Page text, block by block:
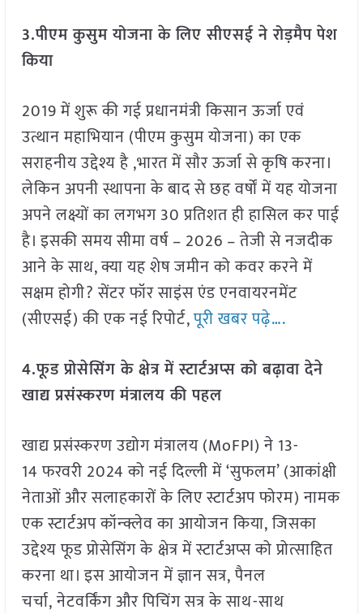
3.पीएम कुसुम योजना के लिए सीएसई ने रोड़मैप पेश
किया
2019 में शुरू की गई प्रधानमंत्री किसान ऊर्जा एवं
उत्थान महाभियान (पीएम कुसुम योजना) का एक
सराहनीय उद्देश्य है ,भारत में सौर ऊर्जा से कृषि करना।
लेकिन अपनी स्थापना के बाद से छह वर्षों में यह योजना
अपने लक्ष्यों का लगभग 30 प्रतिशत ही हासिल कर पाई
है। इसकी समय सीमा वर्ष – 2026 – तेजी से नजदीक
आने के साथ, क्या यह शेष जमीन को कवर करने में
सक्षम होगी? सेंटर फॉर साइंस एंड एनवायरनमेंट
(सीएसई) की एक नई रिपोर्ट,पूरी खबर पढ़े….
4.फूड प्रोसेसिंग के क्षेत्र में स्टार्टअप्स को बढ़ावा देने
खाद्य प्रसंस्करण मंत्रालय की पहल
खाद्य प्रसंस्करण उद्योग मंत्रालय (MoFPI) ने 13-
14 फरवरी 2024 को नई दिल्ली में ‘सुफलम’ (आकांक्षी
नेताओं और सलाहकारों के लिए स्टार्टअप फोरम) नामक
एक स्टार्टअप कॉन्क्लेव का आयोजन किया, जिसका
उद्देश्य फूड प्रोसेसिंग केक्षेत्र में स्टार्टअप्स को प्रोत्साहित
करना था। इस आयोजन में ज्ञान सत्र, पैनल
चर्चा, नेटवर्किंग और पिचिंग सत्र के साथ-साथ